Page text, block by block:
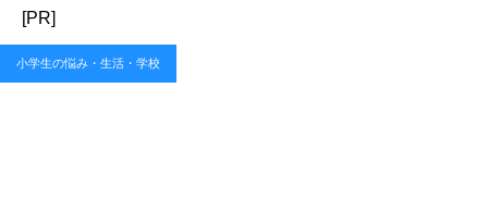
[PR]
小学生の悩み・生活・学校